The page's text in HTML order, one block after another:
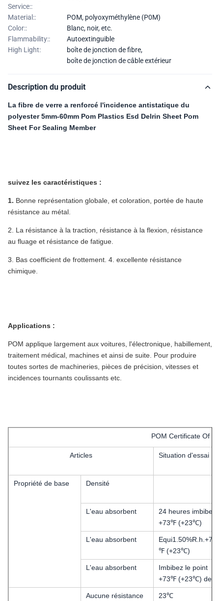
Service::
Material::
POM, polyoxyméthylène (P0M)
Color::
Blanc, noir, etc.
Flammability::
Autoextinguible
High Light:
boîte de jonction de fibre,
boîte de jonction de câble extérieur
Description du produit
La fibre de verre a renforcé l'incidence antistatique du
polyester 5mm-60mm Pom Plastics Esd Delrin Sheet Pom
Sheet For Sealing Member
suivez les caractéristiques :
1. Bonne représentation globale, et coloration, portée de haute
résistance au métal.
2. La résistance à la traction, résistance à la flexion, résistance
au fluage et résistance de fatigue.
3. Bas coefficient de frottement. 4. excellente résistance
chimique.
Applications :
POM applique largement aux voitures, l'électronique, habillement,
traitement médical, machines et ainsi de suite. Pour produire
toutes sortes de machineries, pièces de précision, vitesses et
incidences tournants coulissants etc.
POM Certificate Of
Articles Situation d'essai
Propriété de base Densité
L'eau absorbent
24 heures imbibent
+73℉ (+23℃)
L'eau absorbent
Equi1.50%R.h.+73
℉ (+23℃)
L'eau absorbent
Imbibez le point
+73℉ (+23℃) de F
Aucune résistance 23℃